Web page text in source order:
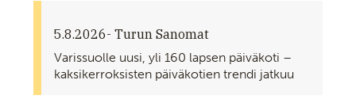
5.8.2026- Turun Sanomat
Varissuolle uusi, yli 160 lapsen päiväkoti –
kaksikerroksisten päiväkotien trendi jatkuu